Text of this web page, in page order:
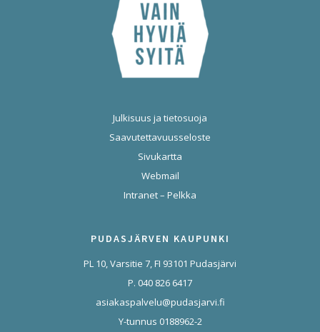
Julkisuus ja tietosuoja
Saavutettavuusseloste
Sivukartta
Webmail
Intranet – Pelkka
PUDASJÄRVEN KAUPUNKI
PL 10, Varsitie 7, FI 93101 Pudasjärvi
P. 040 826 6417
asiakaspalvelu@pudasjarvi.fi
Y-tunnus 0188962-2